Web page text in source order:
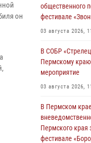
он
общественного
фестивале
03 августа 2026,
В СОБР
Пермскому
мероприятие
03 августа 2026,
В Пермском
Пермского края
фестивале